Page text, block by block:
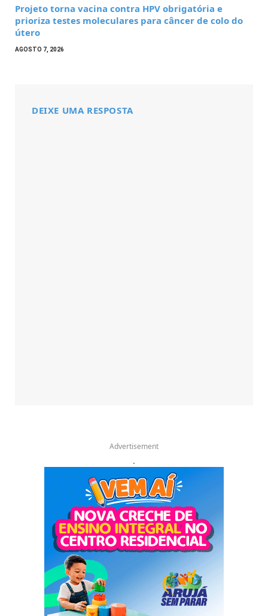
Projeto torna vacina contra HPV obrigatória e
prioriza testes moleculares para câncer de colo do
útero
AGOSTO 7, 2026
DEIXE UMA RESPOSTA
Advertisement
.